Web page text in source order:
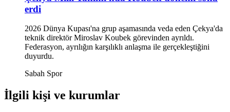
erdi
2026 Dünya Kupası'na grup aşamasında veda eden Çekya'da
teknik direktör Miroslav Koubek görevinden ayrıldı.
Federasyon, ayrılığın karşılıklı anlaşma ile gerçekleştiğini
duyurdu.
Sabah Spor
İlgili kişi ve kurumlar